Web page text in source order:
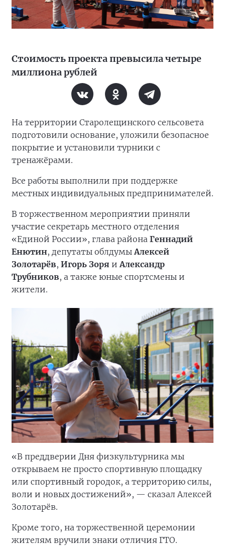
Стоимость проекта превысила четыре
миллиона рублей
На территории Старолещинского сельсовета
подготовили основание, уложили безопасное
покрытие и установили турники с
тренажёрами.
Все работы выполнили при поддержке
местных индивидуальных предпринимателей.
В торжественном мероприятии приняли
участие секретарь местного отделения
«Единой России», глава района Геннадий
Енютин, депутаты облдумыАлексей
Золотарёв, Игорь Зоря иАлександр
Трубников, а также юные спортсмены и
жители.
«В преддверии Дня физкультурника мы
открываем не просто спортивную площадку
или спортивный городок, а территорию силы,
воли и новых достижений», — сказал Алексей
Золотарёв.
Кроме того, на торжественной церемонии
жителям вручили знаки отличия ГТО.